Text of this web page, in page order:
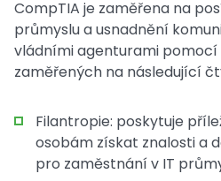
CompTIA je zaměřena na
průmyslu a usnadnění
vládními agenturami
zaměřených na následující
Filantropie: poskytuje
osobám získat znalosti a
pro zaměstnání v IT